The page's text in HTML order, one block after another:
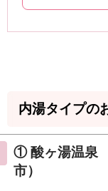
内湯タイプの
① 酸ヶ湯温泉
市）